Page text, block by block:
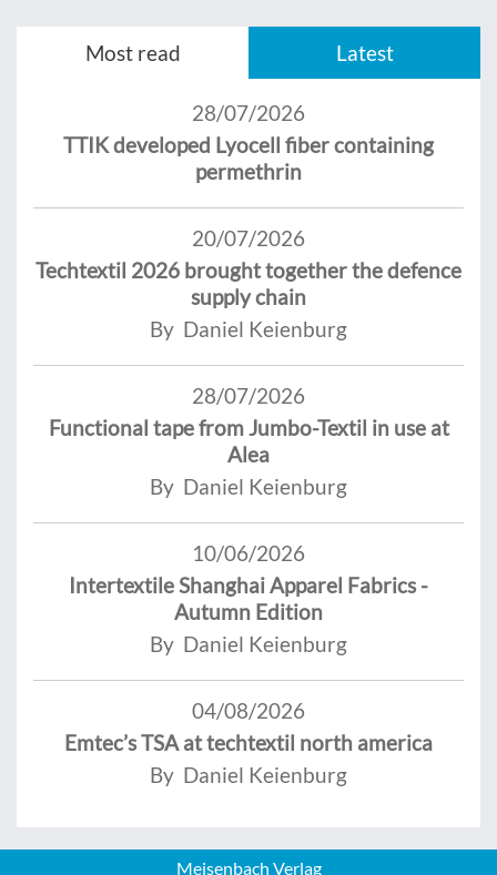
Most read Latest
28/07/2026
TTIK developed Lyocell fiber containing
permethrin
20/07/2026
Techtextil 2026 brought together the defence
supply chain
By Daniel Keienburg
28/07/2026
Functional tape from Jumbo-Textil in use at
Alea
By Daniel Keienburg
10/06/2026
Intertextile Shanghai Apparel Fabrics -
Autumn Edition
By Daniel Keienburg
04/08/2026
Emtec’s TSA at techtextil north america
By Daniel Keienburg
Meisenbach Verlag